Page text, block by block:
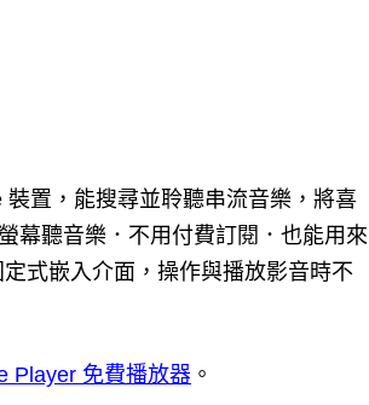
置，能搜尋並聆聽串流音樂，將喜
幕聽音樂．不用付費訂閱．也能用來
式嵌入介面，操作與播放影音時不
Player 免費播放器 。